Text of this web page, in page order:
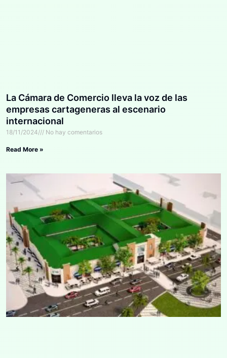
La Cámara de Comercio lleva la voz de las
empresas cartageneras al escenario
internacional
18/11/2024 No hay comentarios
Read More »